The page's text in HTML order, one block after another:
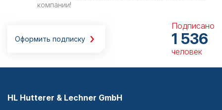
компании!
Оформить подписку
Подписано
1 536
человек
HL Hutterer & Lechner GmbH